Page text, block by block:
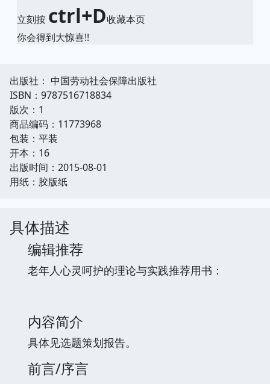
立刻按 ctrl+D收藏本页
你会得到大惊喜!!
出版社： 中国劳动社会保障出版社
ISBN：9787516718834
版次：1
商品编码：11773968
包装：平装
开本：16
出版时间：2015-08-01
用纸：胶版纸
具体描述
编辑推荐
老年人心灵呵护的理论与实践推荐用书：
内容简介
具体见选题策划报告。
前言/序言